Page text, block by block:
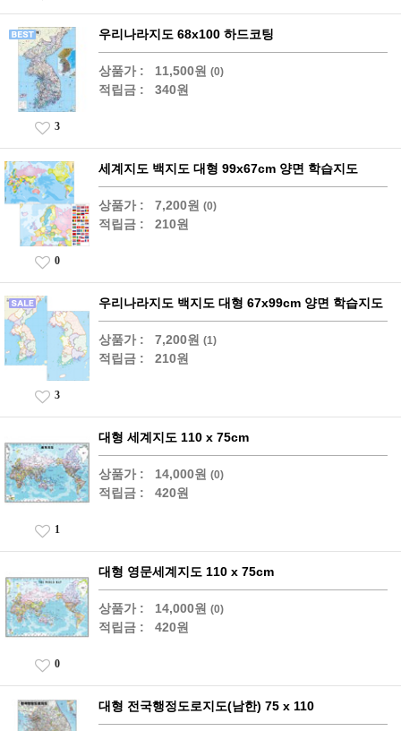
우리나라지도 68x100 하드코팅
상품가 : 11,500원 (0)
적립금 : 340원
3
세계지도 백지도 대형 99x67cm 양면 학습지도
상품가 : 7,200원 (0)
적립금 : 210원
0
우리나라지도 백지도 대형 67x99cm 양면 학습지도
상품가 : 7,200원 (1)
적립금 : 210원
3
대형 세계지도 110 x 75cm
상품가 : 14,000원 (0)
적립금 : 420원
1
대형 영문세계지도 110 x 75cm
상품가 : 14,000원 (0)
적립금 : 420원
0
대형 전국행정도로지도(남한) 75 x 110